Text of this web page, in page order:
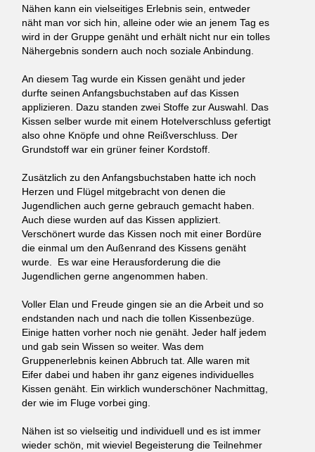
Nähen kann ein vielseitiges Erlebnis sein, entweder
näht man vor sich hin, alleine oder wie an jenem Tag es
wird in der Gruppe genäht und erhält nicht nur ein tolles
Nähergebnis sondern auch noch soziale Anbindung.
An diesem Tag wurde ein Kissen genäht und jeder
durfte seinen Anfangsbuchstaben auf das Kissen
applizieren. Dazu standen zwei Stoffe zur Auswahl. Das
Kissen selber wurde mit einem Hotelverschluss gefertigt
also ohne Knöpfe und ohne Reißverschluss. Der
Grundstoff war ein grüner feiner Kordstoff.
Zusätzlich zu den Anfangsbuchstaben hatte ich noch
Herzen und Flügel mitgebracht von denen die
Jugendlichen auch gerne gebrauch gemacht haben.
Auch diese wurden auf das Kissen appliziert.
Verschönert wurde das Kissen noch mit einer Bordüre
die einmal um den Außenrand des Kissens genäht
wurde. Es war eine Herausforderung die die
Jugendlichen gerne angenommen haben.
Voller Elan und Freude gingen sie an die Arbeit und so
endstanden nach und nach die tollen Kissenbezüge.
Einige hatten vorher noch nie genäht. Jeder half jedem
und gab sein Wissen so weiter. Was dem
Gruppenerlebnis keinen Abbruch tat. Alle waren mit
Eifer dabei und haben ihr ganz eigenes individuelles
Kissen genäht. Ein wirklich wunderschöner Nachmittag,
der wie im Fluge vorbei ging.
Nähen ist so vielseitig und individuell und es ist immer
wieder schön, mit wieviel Begeisterung die Teilnehmer